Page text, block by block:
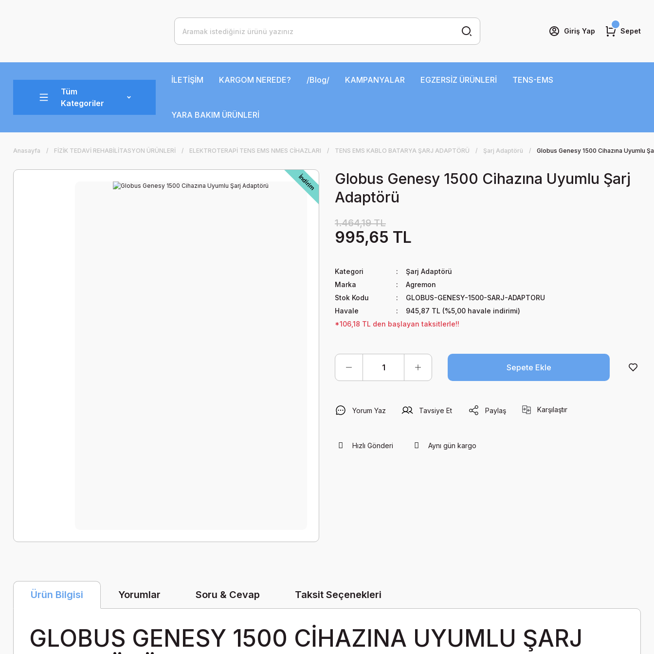
Giriş Yap Sepet
Tüm
Kategoriler
İLETİŞİM KARGOM NEREDE? /Blog/ KAMPANYALAR EGZERSİZ ÜRÜNLERİ TENS-EMS
YARA BAKIM ÜRÜNLERİ
Anasayfa FİZİK TEDAVİ REHABİLİTASYON ÜRÜNLERİ ELEKTROTERAPİ TENS EMS NMES CİHAZLARI TENS EMS KABLO BATARYA ŞARJ ADAPTÖRÜ Şarj Adaptörü Globus Genesy 1500 Cihazına Uyumlu
İndirim
Globus Genesy 1500 Cihazına Uyumlu Şarj
Adaptörü
1.464,19 TL
995,65 TL
Kategori
Şarj Adaptörü
Marka
Agremon
Stok Kodu
GLOBUS-GENESY-1500-SARJ-ADAPTORU
Havale
945,87 TL (%5,00 havale indirimi)
*106,18 TL den başlayan taksitlerle!!
Sepete Ekle
Yorum Yaz Tavsiye Et Paylaş Karşılaştır
Hızlı Gönderi Aynı gün kargo
Ürün Bilgisi Yorumlar Soru & Cevap Taksit Seçenekleri
GLOBUS GENESY 1500 CİHAZINA UYUMLU ŞARJ